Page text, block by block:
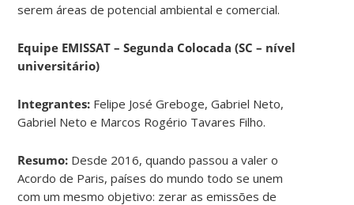
serem áreas de potencial ambiental e comercial.
Equipe EMISSAT – Segunda Colocada (SC – nível
universitário)
Integrantes: Felipe José Greboge, Gabriel Neto,
Gabriel Neto e Marcos Rogério Tavares Filho.
Resumo: Desde 2016, quando passou a valer o
Acordo de Paris, países do mundo todo se unem
com um mesmo objetivo: zerar as emissões de